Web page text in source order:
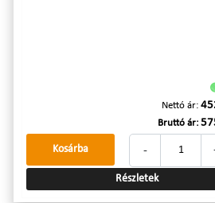
Nettó ár:
Bruttó ár:
-
Kosárba
Részletek